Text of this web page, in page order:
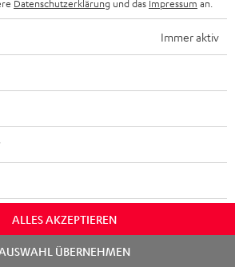
mit
und
Preis
Panasonic Blu-ray Player
Ultra HD 4K Blu-ray Player mit
Kontrasten und Farben
179,‐€
Datenschutzerklärung und das Impressum an.
Immer aktiv
ALLES AKZEPTIEREN
ÜBERNEHMEN